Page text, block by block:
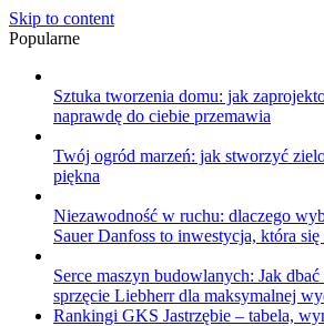
Skip to content
Popularne
Sztuka tworzenia domu: jak
naprawdę do ciebie przemawia
Twój ogród marzeń: jak stworzyć
piękna
Niezawodność w ruchu: dlaczego
Sauer Danfoss to inwestycja, która się
Serce maszyn budowlanych: Jak
sprzęcie Liebherr dla maksymalnej
Rankingi GKS Jastrzębie – tabela,